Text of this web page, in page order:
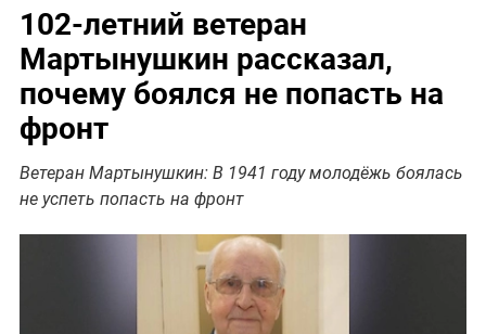
102-летний ветеран
Мартынушкин рассказал,
почему боялся не попасть на
фронт
Ветеран Мартынушкин: В 1941 году молодёжь боялась
не успеть попасть на фронт